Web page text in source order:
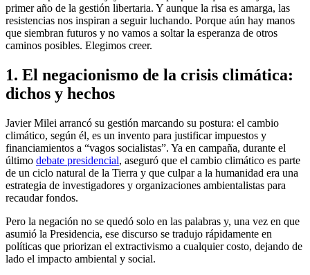
primer año de la gestión libertaria. Y aunque la risa es amarga, las
resistencias nos inspiran a seguir luchando. Porque aún hay manos
que siembran futuros y no vamos a soltar la esperanza de otros
caminos posibles. Elegimos creer.
1. El negacionismo de la crisis climática:
dichos y hechos
Javier Milei arrancó su gestión marcando su postura: el cambio
climático, según él, es un invento para justificar impuestos y
financiamientos a “vagos socialistas”. Ya en campaña, durante el
último debate presidencial, aseguró que el cambio climático es parte
de un ciclo natural de la Tierra y que culpar a la humanidad era una
estrategia de investigadores y organizaciones ambientalistas para
recaudar fondos.
Pero la negación no se quedó solo en las palabras y, una vez en que
asumió la Presidencia, ese discurso se tradujo rápidamente en
políticas que priorizan el extractivismo a cualquier costo, dejando de
lado el impacto ambiental y social.